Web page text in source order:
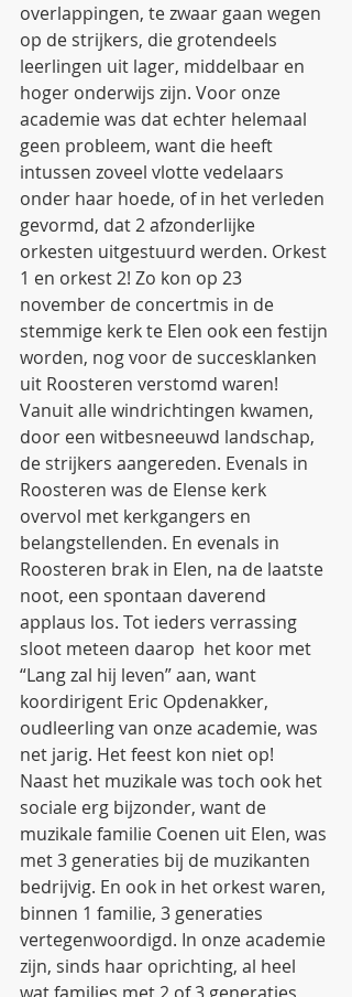
overlappingen, te zwaar gaan wegen
op de strijkers, die grotendeels
leerlingen uit lager, middelbaar en
hoger onderwijs zijn. Voor onze
academie was dat echter helemaal
geen probleem, want die heeft
intussen zoveel vlotte vedelaars
onder haar hoede, of in het verleden
gevormd, dat 2 afzonderlijke
orkesten uitgestuurd werden. Orkest
1 en orkest 2! Zo kon op 23
november de concertmis in de
stemmige kerk te Elen ook een festijn
worden, nog voor de succesklanken
uit Roosteren verstomd waren!
Vanuit alle windrichtingen kwamen,
door een witbesneeuwd landschap,
de strijkers aangereden. Evenals in
Roosteren was de Elense kerk
overvol met kerkgangers en
belangstellenden. En evenals in
Roosteren brak in Elen, na de laatste
noot, een spontaan daverend
applaus los. Tot ieders verrassing
sloot meteen daarop  het koor met
“Lang zal hij leven” aan, want
koordirigent Eric Opdenakker,
oudleerling van onze academie, was
net jarig. Het feest kon niet op!
Naast het muzikale was toch ook het
sociale erg bijzonder, want de
muzikale familie Coenen uit Elen, was
met 3 generaties bij de muzikanten
bedrijvig. En ook in het orkest waren,
binnen 1 familie, 3 generaties
vertegenwoordigd. In onze academie
zijn, sinds haar oprichting, al heel